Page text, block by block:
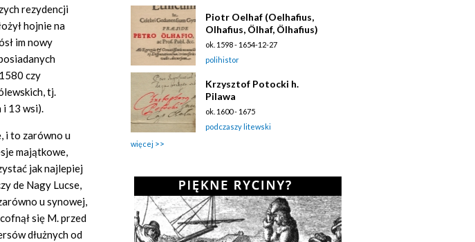
rezydencji
hojnie na
im nowy
czy
tj.
13 wsi).
i to zarówno u
majątkowe,
jak najlepiej
de Nagy Lucse,
u synowej,
się M. przed
dłużnych od
Piotr Oelhaf (Oelhafius,
Olhafius, Ölhaf, Ölhafius)
ok. 1598 - 1654-12-27
polihistor
Krzysztof Potocki h.
Pilawa
ok. 1600 - 1675
podczaszy litewski
więcej